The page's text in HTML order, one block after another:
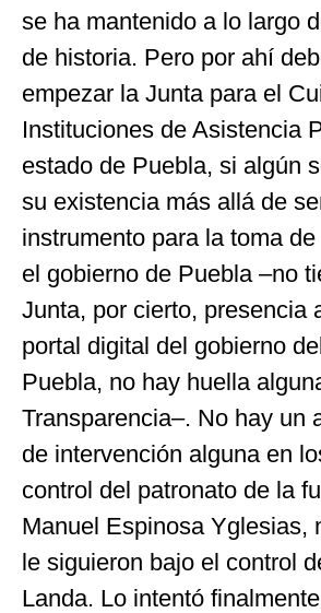
se ha mantenido a lo largo
de historia. Pero por ahí
empezar la Junta para el
Instituciones de Asistencia
estado de Puebla, si algún
su existencia más allá de
instrumento para la toma
el gobierno de Puebla –no
Junta, por cierto, presencia
portal digital del gobierno
Puebla, no hay huella
Transparencia–. No hay un
de intervención alguna en
control del patronato de la
Manuel Espinosa Yglesias,
le siguieron bajo el control
Landa. Lo intentó